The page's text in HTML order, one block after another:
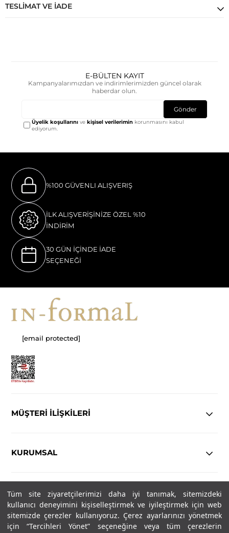
Tüm site ziyaretçilerimizi daha iyi tanımak, sitemizdeki
kullanıcı deneyimini kişiselleştirmek ve iyileştirmek için web
sitemizde çerezler kullanıyoruz. Çerez ayarlarınızı yönetmek
için “Tercihleri Yönet” seçeneğine veya tüm çerezlerin
TESLIMAT VE İADE
E-BÜLTEN KAYIT
Kampanyalarımızdan ve indirimlerimizden güncel olarak
haberdar olun.
Gönder
Üyelik koşullarını vekişisel verilerimin korunmasını kabul
ediyorum.
%100 GÜVENLI ALIŞVERIŞ
İLK ALIŞVERİŞİNİZE ÖZEL %10
İNDİRİM
30 GÜN İÇİNDE İADE
SEÇENEĞİ
[email protected]
MÜŞTERİ İLİŞKİLERİ
KURUMSAL
YASAL
Copyright© 2025 IN-FORMAL Tüm hakları saklıdır.